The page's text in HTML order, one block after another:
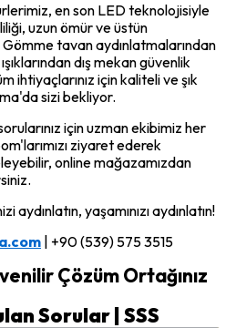
en son LED teknolojisiyle
uzun ömür ve üstün
tavan aydınlatmalarından
dış mekan güvenlik
ihtiyaçlarınız için kaliteli ve şık
sizi bekliyor.
için uzman ekibimiz her
ziyaret ederek
online mağazamızdan
yaşamınızı aydınlatın!
| +90 (539) 575 3515
Çözüm Ortağınız
Sorular | SSS